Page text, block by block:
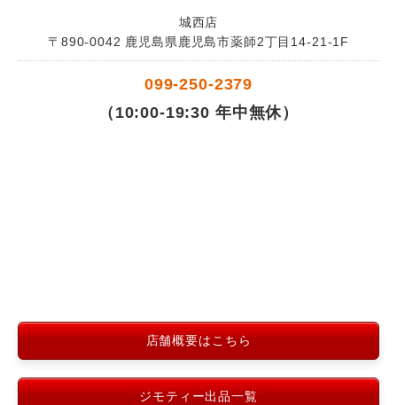
城西店
〒890-0042 鹿児島県鹿児島市薬師2丁目14-21-1F
099-250-2379
（10:00-19:30 年中無休）
店舗概要はこちら
ジモティー出品一覧